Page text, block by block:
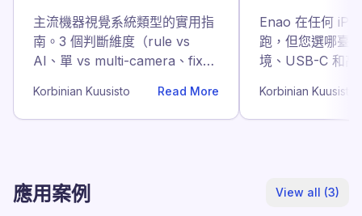
主流機器視覺系統類型的實用指
南。3 個判斷維度（rule vs
AI、單 vs multi-camera、fixed
種架構的 3 年真實成本。
Korbinian Kuusisto Read More
Enao 在任何
跑，但您選哪臺
境、USB-C 和高
Korbinian Kuusisto
應用案例 View all (3)